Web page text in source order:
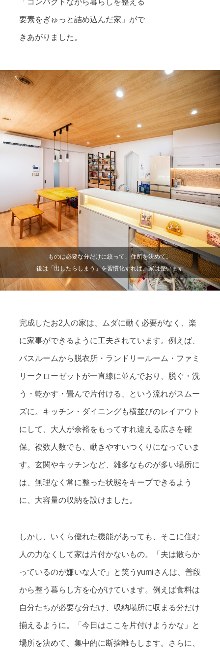
「コンパクトながら暮らしを整える
要素をぎゅっと詰め込んだ家」がで
きあがりました。
ものは必要な分だけに絞って、住所を決めて。
後は「出したらしまう」を習慣化すれば、家は整います
完成したお2人の家は、ムダに動く必要がなく、楽
に家事ができるように工夫されています。例えば、
バスルームから脱衣所・ランドリールーム・ファミ
リークローゼットが一直線に並んでおり、脱ぐ・洗
う・乾かす・畳んで片付ける、という流れがスムー
ズに。キッチン・ダイニングも横並びのレイアウト
にして、大人が余裕をもってすれ違える広さを確
保。複数人数でも、動きやすいつくりになっていま
す。玄関やキッチンなど、雑多なものが多い場所に
は、無理なく常に整った状態をキープできるよう
に、大容量の収納を設けました。
しかし、いくら優れた機能があっても、そこに住む
人の力なくして家は片付かないもの。「夫は散らか
っているのが嫌いな人で」と笑うyumiさんは、普段
から整う暮らし方を心がけています。例えば食料は
自分たちが必要な分だけ、収納場所に収まる分だけ
揃えるように。「今日はここを片付けようかな」と
場所を決めて、集中的に断捨離もします。さらに、